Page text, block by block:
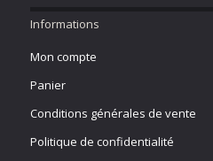
Informations
Mon compte
Panier
Conditions générales de vente
Politique de confidentialité